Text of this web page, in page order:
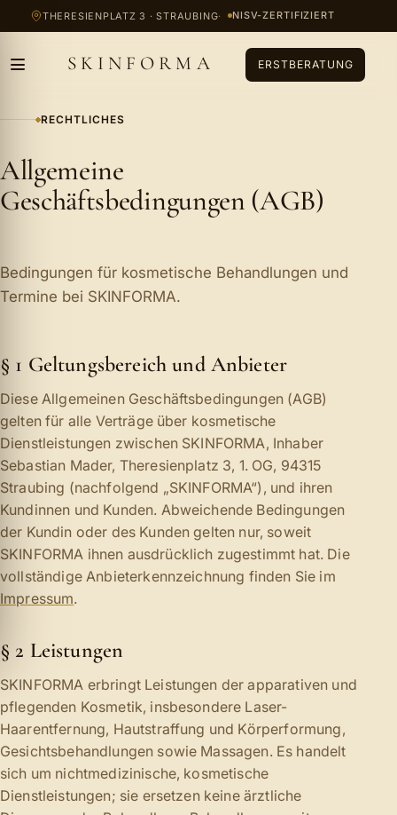
Zum Inhalt springen
THERESIENPLATZ 3 · STRAUBING NISV-ZERTIFIZIERT
SKINFORMA ERSTBERATUNG
RECHTLICHES
Allgemeine
Geschäftsbedingungen (AGB)
Bedingungen für kosmetische Behandlungen und
Termine bei SKINFORMA.
§ 1 Geltungsbereich und Anbieter
Diese Allgemeinen Geschäftsbedingungen (AGB)
gelten für alle Verträge über kosmetische
Dienstleistungen zwischen SKINFORMA, Inhaber
Sebastian Mader, Theresienplatz 3, 1. OG, 94315
Straubing (nachfolgend „SKINFORMA“), und ihren
Kundinnen und Kunden. Abweichende Bedingungen
der Kundin oder des Kunden gelten nur, soweit
SKINFORMA ihnen ausdrücklich zugestimmt hat. Die
vollständige Anbieterkennzeichnung finden Sie im
Impressum.
§ 2 Leistungen
SKINFORMA erbringt Leistungen der apparativen und
pflegenden Kosmetik, insbesondere Laser-
Haarentfernung, Hautstraffung und Körperformung,
Gesichtsbehandlungen sowie Massagen. Es handelt
sich um nichtmedizinische, kosmetische
Dienstleistungen; sie ersetzen keine ärztliche